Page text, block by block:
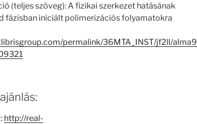
(teljes szöveg): A fizikai szerkezet hatásának
fázisban iniciált polimerizációs folyamatokra
permalink/36MTA_INST/jf2ll/alma9
http://real-